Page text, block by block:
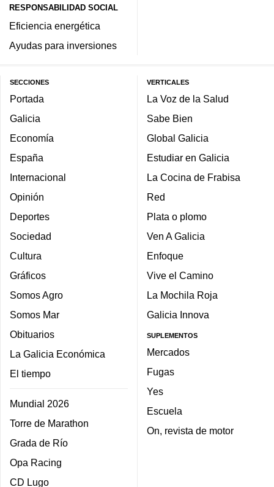
RESPONSABILIDAD SOCIAL
Eficiencia energética
Ayudas para inversiones
SECCIONES
Portada
Galicia
Economía
España
Internacional
Opinión
Deportes
Sociedad
Cultura
Gráficos
Somos Agro
Somos Mar
Obituarios
La Galicia Económica
El tiempo
Mundial 2026
Torre de Marathon
Grada de Río
Opa Racing
CD Lugo
VERTICALES
La Voz de la Salud
Sabe Bien
Global Galicia
Estudiar en Galicia
La Cocina de Frabisa
Red
Plata o plomo
Ven A Galicia
Enfoque
Vive el Camino
La Mochila Roja
Galicia Innova
SUPLEMENTOS
Mercados
Fugas
Yes
Escuela
On, revista de motor